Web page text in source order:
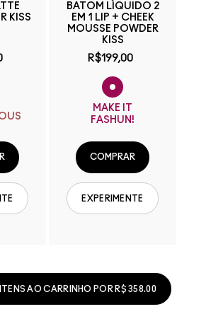
KISS
BATOM LÍQUIDO 2
EM 1 LIP + CHEEK
MOUSSE POWDER
KISS
R$199,00
MAKE IT
FASHUN!
COMPRAR
EXPERIMENTE
AO CARRINHO POR R$ 358.00